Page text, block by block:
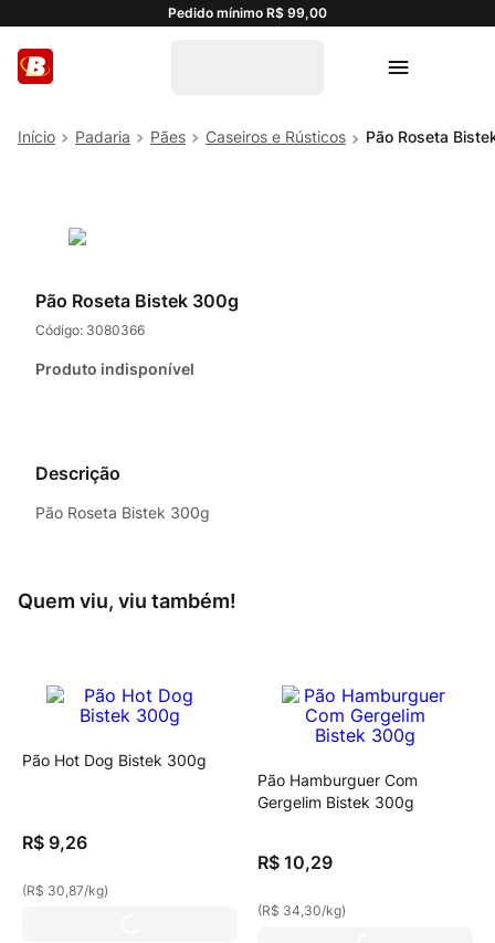
Pedido mínimo R$ 99,00
Padaria Pães Caseiros e Rústicos Pão Roseta
Pão Roseta Bistek 300g
Código: 3080366
Produto indisponível
Descrição
Pão Roseta Bistek 300g
Quem viu, viu também!
Pão Hot Dog Bistek 300g
R$ 9,26
(R$ 30,87/kg)
Pão Hamburguer Com
Gergelim Bistek 300g
R$ 10,29
(R$ 34,30/kg)